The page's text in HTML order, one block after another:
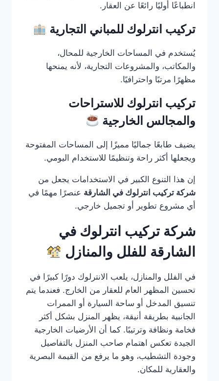
انطباعًا أوليًا رائعًا عن العقار.
تركيب انترلوك للمباني التجارية
يُستخدم في المساحات الخارجية للمحال،
والمكاتب، والمشروعات التجارية، لأنه يمنحها
مظهرًا مرتبًا واحترافيًا.
تركيب انترلوك للاستراحات
والمجالس الخارجية
يضيف طابعًا جماليًا مميزًا إلى المساحات المفتوحة
ويجعلها أكثر راحة وتنظيمًا للاستخدام اليومي.
إن هذا التنوع الكبير في الاستخدامات يجعل من
شركة تركيب انترلوك في الشارقة عنصرًا مهمًا في
أي مشروع تطوير أو تجميل خارجي.
شركة تركيب انترلوك في
الشارقة للفلل والمنازل
في الفلل والمنازل، يلعب الانترلوك دورًا كبيرًا في
تحسين المظهر العام للعقار من الخارج. فعندما يتم
تنسيق المدخل أو ساحة السيارة أو الممرات
الجانبية بطريقة أنيقة، يظهر المنزل بشكل أكثر
فخامة ونظافة وترتيبًا. كما أن الأرضيات الخارجية
الجيدة تعكس اهتمام صاحب المنزل بالتفاصيل
وجودة التشطيب، وهو ما يرفع من القيمة البصرية
والعقارية للمكان.